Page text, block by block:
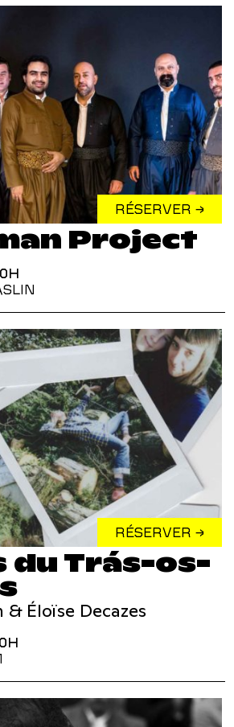
RÉSERVER →
Project
RÉSERVER →
du Trás-os-
Éloïse Decazes